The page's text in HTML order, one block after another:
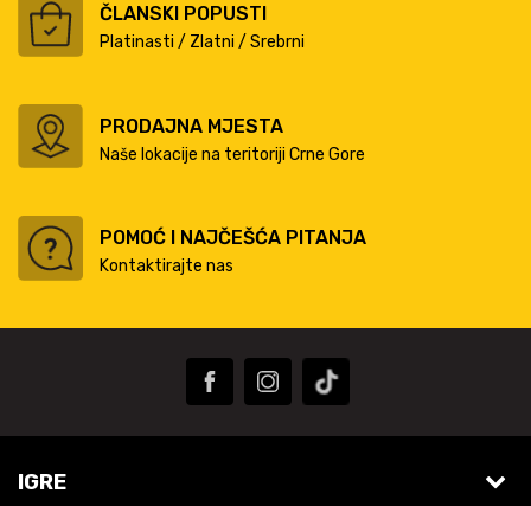
ČLANSKI POPUSTI
Platinasti / Zlatni / Srebrni
PRODAJNA MJESTA
Naše lokacije na teritoriji Crne Gore
POMOĆ I NAJČEŠĆA PITANJA
Kontaktirajte nas
IGRE